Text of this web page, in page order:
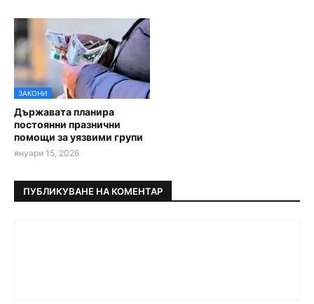
ЗАКОНИ
Държавата планира
постоянни празнични
помощи за уязвими групи
януари 15, 2026
ПУБЛИКУВАНЕ НА КОМЕНТАР